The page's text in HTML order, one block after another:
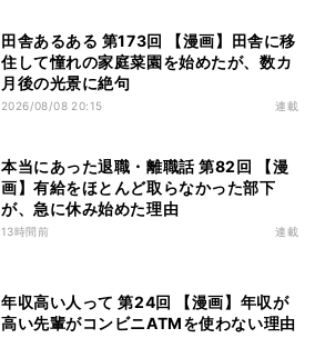
田舎あるある 第173回 【漫画】田舎に移
住して憧れの家庭菜園を始めたが、数カ
月後の光景に絶句
2026/08/08 20:15 連載
本当にあった退職・離職話 第82回 【漫
画】有給をほとんど取らなかった部下
が、急に休み始めた理由
13時間前 連載
年収高い人って 第24回 【漫画】年収が
高い先輩がコンビニATMを使わない理由